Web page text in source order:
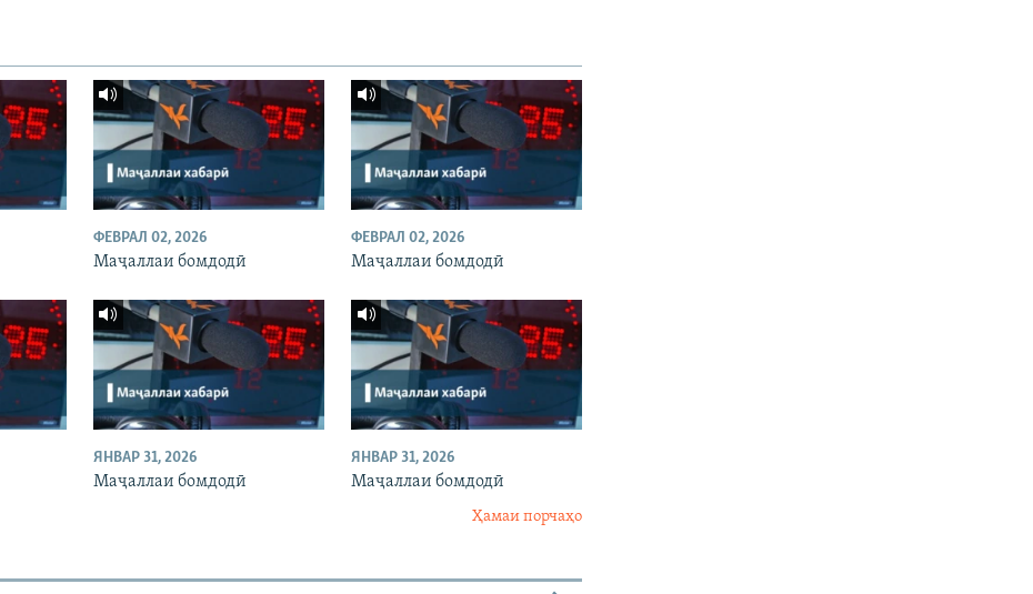
ФЕВРАЛ 02, 2026
Маҷаллаи бомдодӣ
ФЕВРАЛ 02, 2026
Маҷаллаи бомдодӣ
ЯНВАР 31, 2026
Маҷаллаи бомдодӣ
ЯНВАР 31, 2026
Маҷаллаи бомдодӣ
Ҳамаи порчаҳо